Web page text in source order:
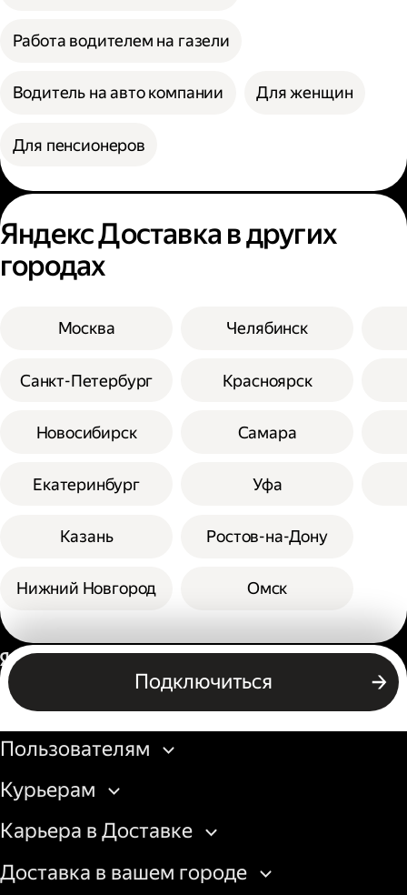
Работа водителем на газели
Водитель на авто компании Для женщин
Для пенсионеров
Яндекс Доставка в других
городах
Москва
Санкт-Петербург
Новосибирск
Екатеринбург
Казань
Нижний Новгород
Челябинск
Красноярск
Самара
Уфа
Ростов-на-Дону
Омск
Подключиться
Россия
Бизнесу
Пользователям
Курьерам
Карьера в Доставке
Доставка в вашем городе